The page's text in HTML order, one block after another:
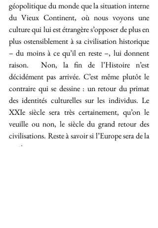
géopolitique du monde que la situation interne
du Vieux Continent, où nous voyons une
culture qui lui est étrangère s’opposer de plus en
plus ostensiblement à sa civilisation historique
– du moins à ce qu’il en reste –, lui donnent
raison.  Non, la fin de l’Histoire n’est
décidément pas arrivée. C’est même plutôt le
contraire qui se dessine : un retour du primat
des identités culturelles sur les individus. Le
XXIe siècle sera très certainement, qu’on le
veuille ou non, le siècle du grand retour des
civilisations. Reste à savoir si l’Europe sera de la
partie.